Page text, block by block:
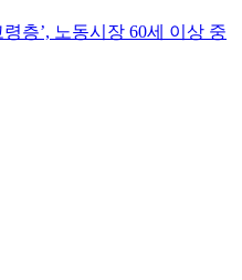
층’, 노동시장 60세 이상 중